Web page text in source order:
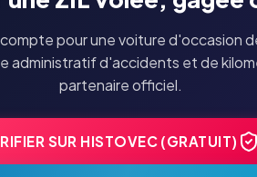
pour une voiture d'occasion
administratif d'accidents et de
partenaire officiel.
SUR HISTOVEC (GRATUIT)